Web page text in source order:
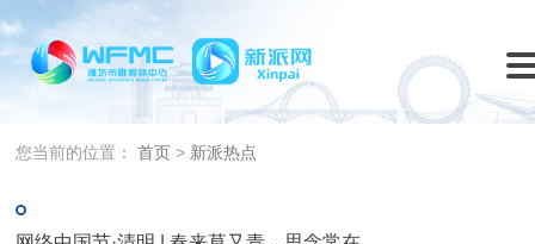
您当前的位置：首页 > 新派热点